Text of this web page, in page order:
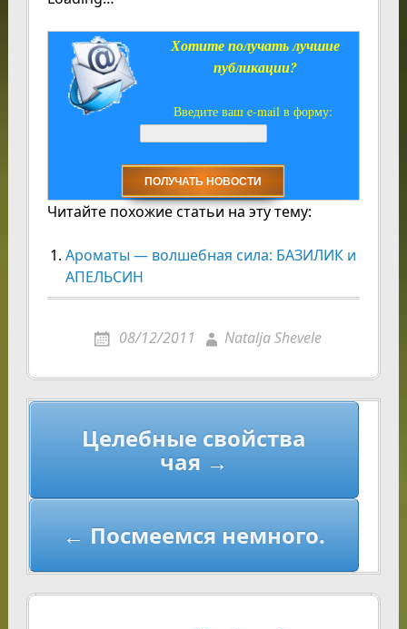
Хотите получать лучшие
публикации?
Введите ваш e-mail в форму:
Читайте похожие статьи на эту тему:
Ароматы — волшебная сила: БАЗИЛИК и
АПЕЛЬСИН
08/12/2011 Natalja Shevele
Навигация
Целебные свойства
чая →
← Посмеемся немного.